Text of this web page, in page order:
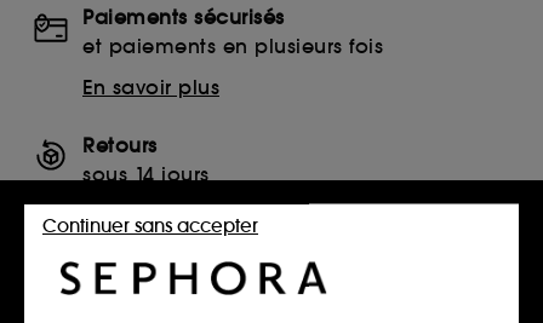
Paiements sécurisés
et paiements en plusieurs fois
En savoir plus
Retours
sous 14 jours
Retourner mon article
SERVICES, CONTACT ET CONDITIONS DES OFFRES
Continuer sans accepter